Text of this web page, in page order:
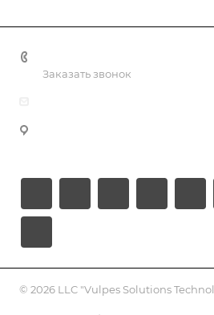
Заказать звонок
© 2026 LLC "Vulpes Solutions